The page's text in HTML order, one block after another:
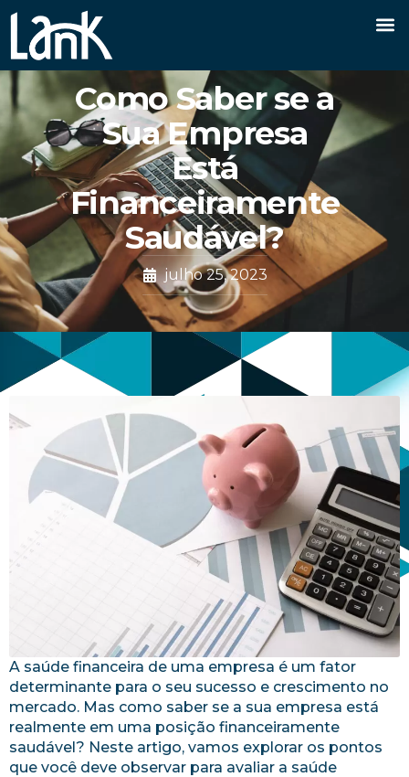
Como Saber se a
Sua Empresa
Está
Financeiramente
Saudável?
julho 25, 2023
A saúde financeira de uma empresa é um fator
determinante para o seu sucesso e crescimento no
mercado. Mas como saber se a sua empresa está
realmente em uma posição financeiramente
saudável? Neste artigo, vamos explorar os pontos
que você deve observar para avaliar a saúde